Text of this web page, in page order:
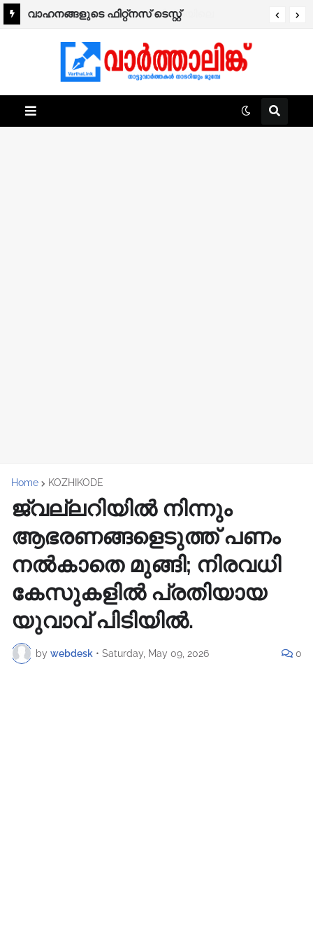
വാഹനങ്ങളുടെ ഫിറ്റ്‌നസ് ടെസ്റ്റ്
Home KOZHIKODE
ജ്വല്ലറിയില്‍ നിന്നും
ആഭരണങ്ങളെടുത്ത് പണം
നല്‍കാതെ മുങ്ങി; നിരവധി
കേസുകളിൽ പ്രതിയായ
യുവാവ് പിടിയിൽ.
by webdesk • Saturday, May 09, 2026 0